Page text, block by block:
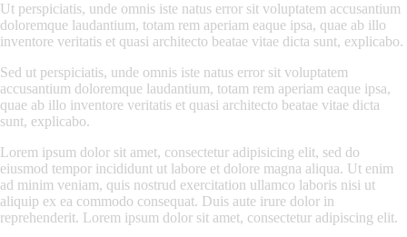
Ut perspiciatis, unde omnis iste natus error sit voluptatem accusantium
doloremque laudantium, totam rem aperiam eaque ipsa, quae ab illo
inventore veritatis et quasi architecto beatae vitae dicta sunt, explicabo.
Sed ut perspiciatis, unde omnis iste natus error sit voluptatem
accusantium doloremque laudantium, totam rem aperiam eaque ipsa,
quae ab illo inventore veritatis et quasi architecto beatae vitae dicta
sunt, explicabo.
Lorem ipsum dolor sit amet, consectetur adipisicing elit, sed do
eiusmod tempor incididunt ut labore et dolore magna aliqua. Ut enim
ad minim veniam, quis nostrud exercitation ullamco laboris nisi ut
aliquip ex ea commodo consequat. Duis aute irure dolor in
reprehenderit. Lorem ipsum dolor sit amet, consectetur adipiscing elit.